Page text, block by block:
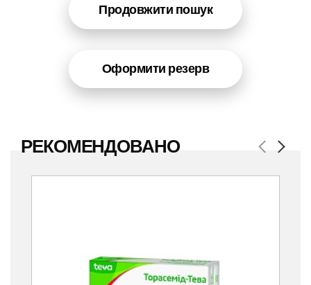
Продовжити пошук
Оформити резерв
РЕКОМЕНДОВАНО Previous
Next